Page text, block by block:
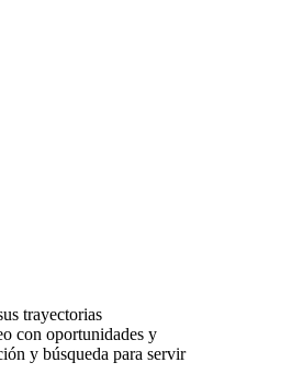
trayectorias
con oportunidades y
y búsqueda para servir